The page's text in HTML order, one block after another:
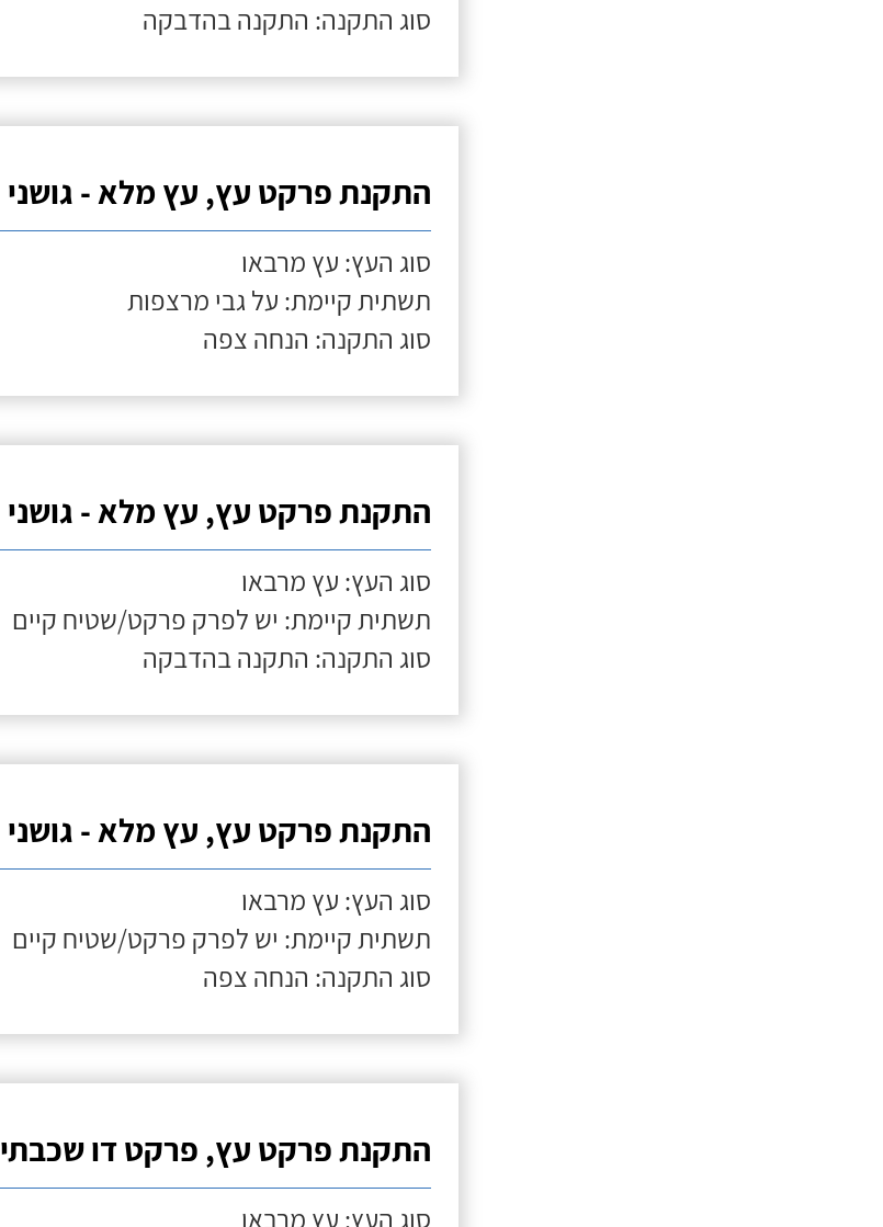
סוג התקנה: התקנה בהדבקה
התקנת פרקט עץ, עץ מלא - גושני
סוג העץ: עץ מרבאו
תשתית קיימת: על גבי מרצפות
סוג התקנה: הנחה צפה
התקנת פרקט עץ, עץ מלא - גושני
סוג העץ: עץ מרבאו
תשתית קיימת: יש לפרק פרקט/שטיח קיים
סוג התקנה: התקנה בהדבקה
התקנת פרקט עץ, עץ מלא - גושני
סוג העץ: עץ מרבאו
תשתית קיימת: יש לפרק פרקט/שטיח קיים
סוג התקנה: הנחה צפה
התקנת פרקט עץ, פרקט דו שכבתי
סוג העץ: עץ מרבאו